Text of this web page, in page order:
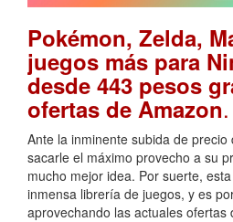
Pokémon, Zelda,
juegos más para
desde 443 pesos
ofertas de Amazon
Ante la inminente subida de precio
sacarle el máximo provecho a su
mucho mejor idea. Por suerte,
inmensa librería de juegos, y es
aprovechando las actuales ofertas